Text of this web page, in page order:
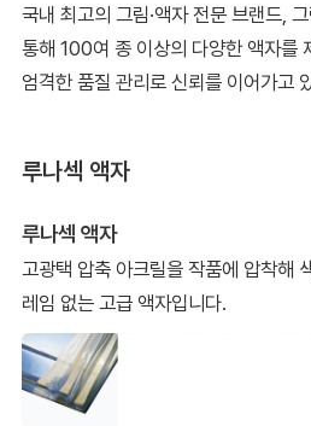
국내 최고의 그림·액자 전문 브랜드,
통해 100여 종 이상의 다양한 액자를
엄격한 품질 관리로 신뢰를 이어가고
루나섹 액자
루나섹 액자
고광택 압축 아크릴을 작품에 압착해
레임 없는 고급 액자입니다.